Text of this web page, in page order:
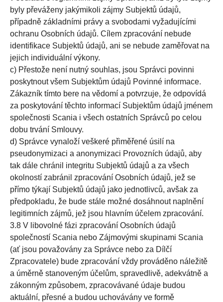
byly převáženy jakýmikoli zájmy Subjektů údajů,
případně základními právy a svobodami vyžadujícími
ochranu Osobních údajů. Cílem zpracování nebude
identifikace Subjektů údajů, ani se nebude zaměřovat na
jejich individuální výkony.
c) Přestože není nutný souhlas, jsou Správci povinni
poskytnout všem Subjektům údajů Povinné informace.
Zákazník tímto bere na vědomí a potvrzuje, že odpovídá
za poskytování těchto informací Subjektům údajů jménem
společnosti Scania i všech ostatních Správců po celou
dobu trvání Smlouvy.
d) Správce vynaloží veškeré přiměřené úsilí na
pseudonymizaci a anonymizaci Provozních údajů, aby
tak dále chránil integritu Subjektů údajů a za všech
okolností zabránil zpracování Osobních údajů, jež se
přímo týkají Subjektů údajů jako jednotlivců, avšak za
předpokladu, že bude stále možné dosáhnout naplnění
legitimních zájmů, jež jsou hlavním účelem zpracování.
3.8 V libovolné fázi zpracování Osobních údajů
společností Scania nebo Zájmovými skupinami Scania
(ať jsou považovány za Správce nebo za Dílčí
Zpracovatele) bude zpracování vždy prováděno náležitě
a úměrně stanoveným účelům, spravedlivě, adekvátně a
zákonným způsobem, zpracovávané údaje budou
aktuální, přesné a budou uchovávány ve formě